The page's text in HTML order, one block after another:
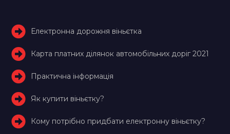
Електронна дорожня віньєтка
Карта платних ділянок автомобільних доріг 2021
Практична інформація
Як купити віньєтку?
Кому потрібно придбати електронну віньєтку?